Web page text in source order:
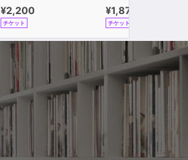
¥2,200
チケット
¥1,870
チケット